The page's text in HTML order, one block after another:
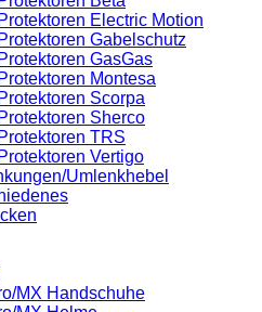
Electric Motion
Gabelschutz
GasGas
Montesa
Scorpa
Sherco
TRS
Vertigo
Umlenkhebel
MX Handschuhe